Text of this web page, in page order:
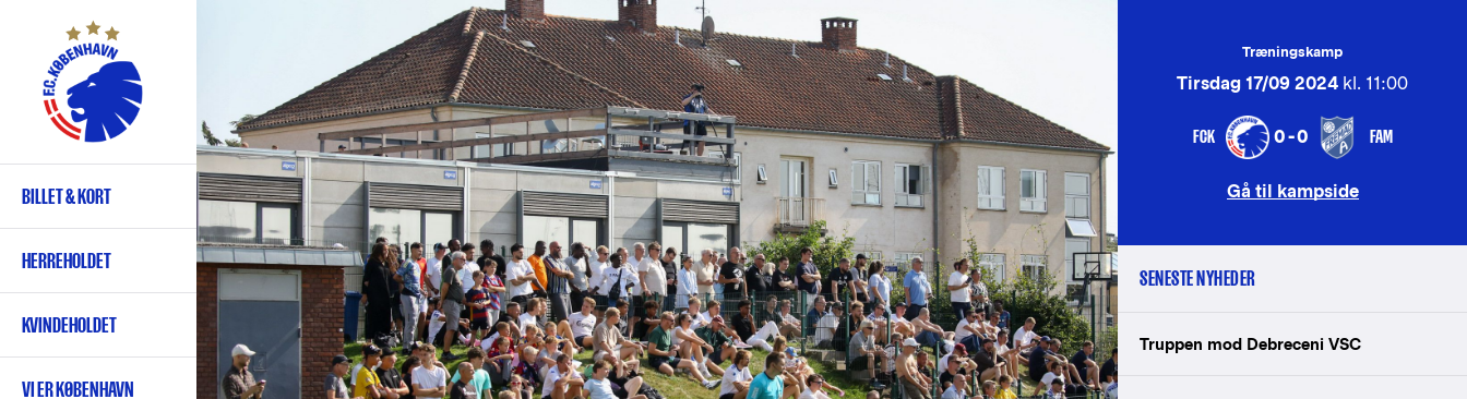
hovedindhold
Primær
navigation
BILLET & KORT
HERREHOLDET
KVINDEHOLDET
VI ER KØBENHAVN
Træningskamp
Tirsdag 17/09 2024 kl. 11:00
FCK 0-0 FAM
Gå til kampside
SENESTE NYHEDER
Truppen mod Debreceni VSC